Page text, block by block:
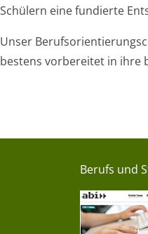
Schülern eine fundierte
Unser
bestens vorbereitet in ihre
Berufs und